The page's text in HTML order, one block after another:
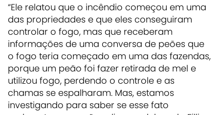
“Ele relatou que o incêndio começou em uma
das propriedades e que eles conseguiram
controlar o fogo, mas que receberam
informações de uma conversa de peões que
o fogo teria começado em uma das fazendas,
porque um peão foi fazer retirada de mel e
utilizou fogo, perdendo o controle e as
chamas se espalharam. Mas, estamos
investigando para saber se esse fato